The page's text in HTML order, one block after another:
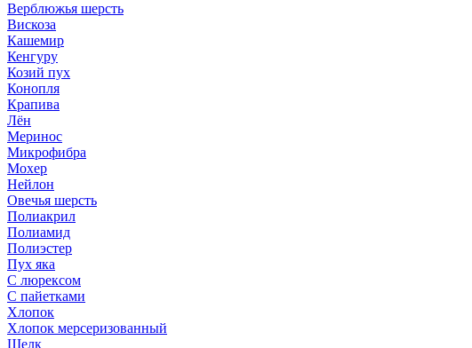
Верблюжья шерсть
Вискоза
Кашемир
Кенгуру
Козий пух
Конопля
Крапива
Лён
Меринос
Микрофибра
Мохер
Нейлон
Овечья шерсть
Полиакрил
Полиамид
Полиэстер
Пух яка
С люрексом
С пайетками
Хлопок
Хлопок мерсеризованный
Шелк